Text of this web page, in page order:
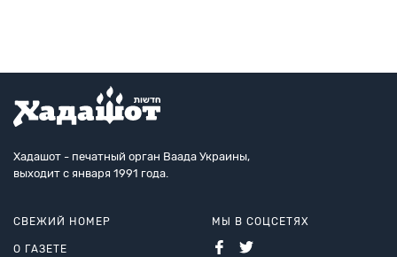
Хадашот - печатный орган Ваада Украины,
выходит с января 1991 года.
СВЕЖИЙ НОМЕР
О ГАЗЕТЕ
МЫ В СОЦСЕТЯХ